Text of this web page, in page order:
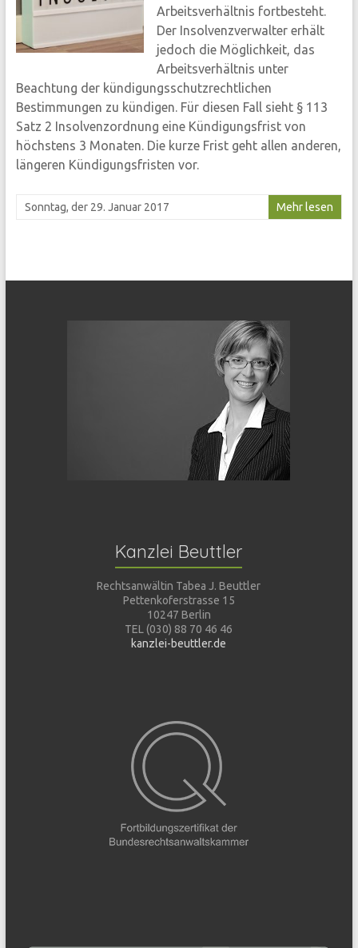
Arbeitsverhältnis fortbesteht.
Der Insolvenzverwalter erhält
jedoch die Möglichkeit, das
Arbeitsverhältnis unter
Beachtung der kündigungsschutzrechtlichen
Bestimmungen zu kündigen. Für diesen Fall sieht § 113
Satz 2 Insolvenzordnung eine Kündigungsfrist von
höchstens 3 Monaten. Die kurze Frist geht allen anderen,
längeren Kündigungsfristen vor.
Sonntag, der 29. Januar 2017 Mehr lesen
Kanzlei Beuttler
Rechtsanwältin Tabea J. Beuttler
Pettenkoferstrasse 15
10247 Berlin
TEL (030) 88 70 46 46
kanzlei-beuttler.de